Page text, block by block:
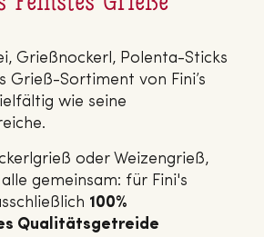
Grießnockerl, Polenta-Sticks
Grieß-Sortiment von Fini’s
wie seine
oder Weizengrieß,
gemeinsam: für Fini's
100%
Qualitätsgetreide